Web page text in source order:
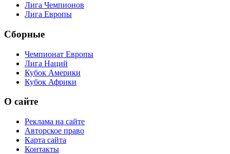
Лига Чемпионов
Лига Европы
Сборные
Чемпионат Европы
Лига Наций
Кубок Америки
Кубок Африки
О сайте
Реклама на сайте
Авторское право
Карта сайта
Контакты